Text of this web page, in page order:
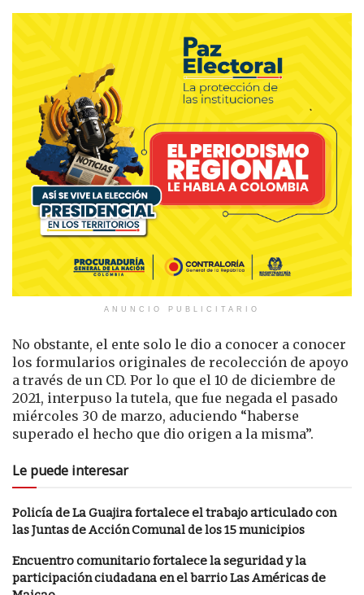
ANUNCIO PUBLICITARIO
No obstante, el ente solo le dio a conocer a conocer
los formularios originales de recolección de apoyo
a través de un CD. Por lo que el 10 de diciembre de
2021, interpuso la tutela, que fue negada el pasado
miércoles 30 de marzo, aduciendo “haberse
superado el hecho que dio origen a la misma”.
Le puede interesar
Policía de La Guajira fortalece el trabajo articulado con
las Juntas de Acción Comunal de los 15 municipios
Encuentro comunitario fortalece la seguridad y la
participación ciudadana en el barrio Las Américas de